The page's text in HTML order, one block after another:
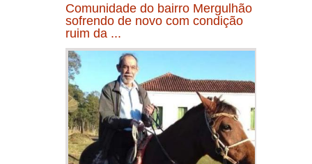
Comunidade do bairro Mergulhão
sofrendo de novo com condição
ruim da ...